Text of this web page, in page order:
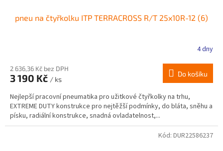
pneu na čtyřkolku ITP TERRACROSS R/T 25x10R-12 (6)
4 dny
2 636,36 Kč bez DPH
3 190 Kč / ks
Do košíku
Nejlepší pracovní pneumatika pro užitkové čtyřkolky na trhu,
EXTREME DUTY konstrukce pro nejtěžší podmínky, do bláta, sněhu a
písku, radiální konstrukce, snadná ovladatelnost,...
Kód: DUR22586237